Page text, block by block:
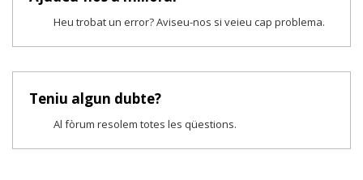
Heu trobat un error? Aviseu-nos si veieu cap problema.
Teniu algun dubte?
Al fòrum resolem totes les qüestions.